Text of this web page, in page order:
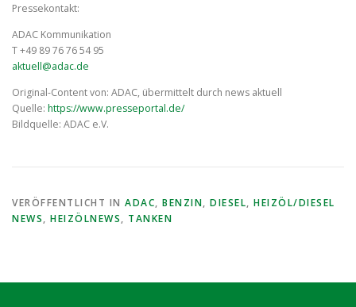
Pressekontakt:
ADAC Kommunikation
T +49 89 76 76 54 95
aktuell@adac.de
Original-Content von: ADAC, übermittelt durch news aktuell
Quelle: https://www.presseportal.de/
Bildquelle: ADAC e.V.
VERÖFFENTLICHT IN ADAC, BENZIN, DIESEL, HEIZÖL/DIESEL
NEWS, HEIZÖLNEWS, TANKEN